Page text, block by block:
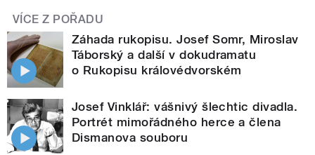
VÍCE Z POŘADU
Záhada rukopisu. Josef Somr, Miroslav
Táborský a další v dokudramatu
o Rukopisu královédvorském
Josef Vinklář: vášnivý šlechtic divadla.
Portrét mimořádného herce a člena
Dismanova souboru